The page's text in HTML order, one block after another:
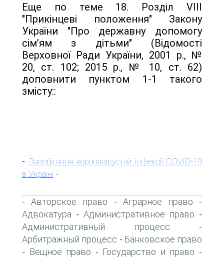
Еще по теме 18. Розділ VIII
"Прикінцеві положення" Закону
України "Про державну допомогу
сім’ям з дітьми" (Відомості
Верховної Ради України, 2001 р., №
20, ст. 102; 2015 р., № 10, ст. 62)
доповнити пунктом 1-1 такого
змісту::
- Запобігання коронавірусній інфекції COVID-19
в Україні -
-Авторское право - Аграрное право -
Адвокатура - Административное право -
Административный процесс -
Арбитражный процесс - Банковское право
- Вещное право - Государство и право -